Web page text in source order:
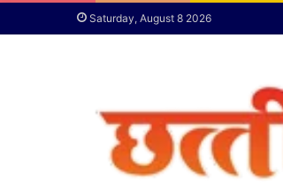
Saturday, August 8 2026